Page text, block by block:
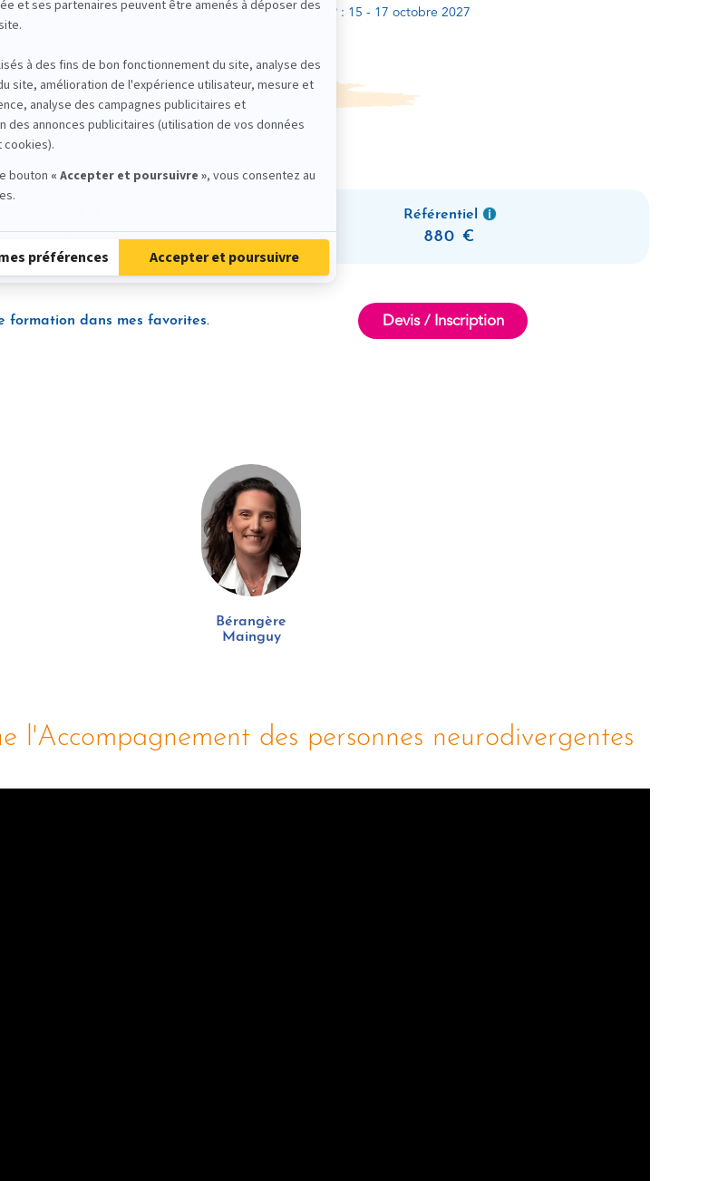
HP : 2 - 4 avril 2027 HP : 15 - 17 octobre 2027
37 stagiaires formés en 3 ans
705
Référentiel
880
formation dans mes favorites. Devis / Inscription
Bérangère
Mainguy
l'Accompagnement des personnes neurodivergentes